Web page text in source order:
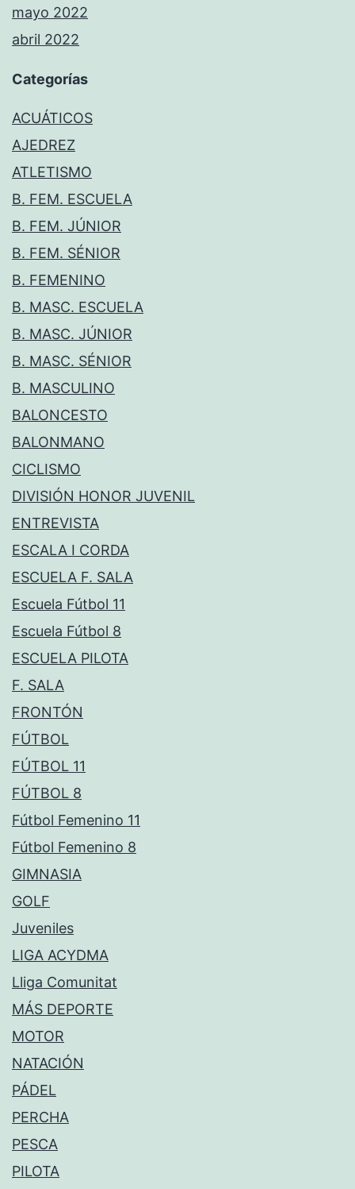
mayo 2022
abril 2022
Categorías
ACUÁTICOS
AJEDREZ
ATLETISMO
B. FEM. ESCUELA
B. FEM. JÚNIOR
B. FEM. SÉNIOR
B. FEMENINO
B. MASC. ESCUELA
B. MASC. JÚNIOR
B. MASC. SÉNIOR
B. MASCULINO
BALONCESTO
BALONMANO
CICLISMO
DIVISIÓN HONOR JUVENIL
ENTREVISTA
ESCALA I CORDA
ESCUELA F. SALA
Escuela Fútbol 11
Escuela Fútbol 8
ESCUELA PILOTA
F. SALA
FRONTÓN
FÚTBOL
FÚTBOL 11
FÚTBOL 8
Fútbol Femenino 11
Fútbol Femenino 8
GIMNASIA
GOLF
Juveniles
LIGA ACYDMA
Lliga Comunitat
MÁS DEPORTE
MOTOR
NATACIÓN
PÁDEL
PERCHA
PESCA
PILOTA